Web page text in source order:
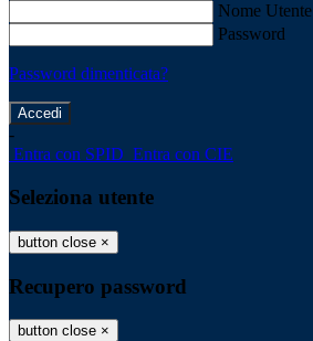
Nome Utente
Password
Password dimenticata?
-
Entra con SPID Entra con CIE
Seleziona utente
button close ×
Recupero password
button close ×